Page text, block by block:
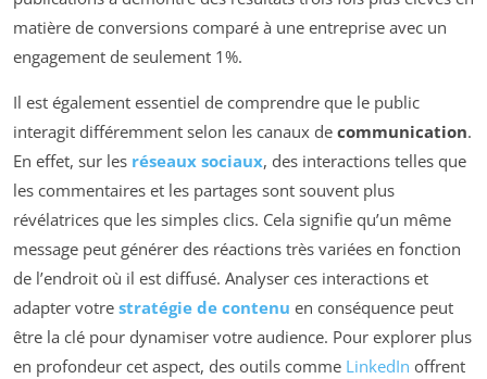
matière de conversions comparé à une entreprise avec un
engagement de seulement 1%.
Il est également essentiel de comprendre que le public
interagit différemment selon les canaux de communication.
En effet, sur les réseaux sociaux, des interactions telles que
les commentaires et les partages sont souvent plus
révélatrices que les simples clics. Cela signifie qu’un même
message peut générer des réactions très variées en fonction
de l’endroit où il est diffusé. Analyser ces interactions et
adapter votre stratégie de contenu en conséquence peut
être la clé pour dynamiser votre audience. Pour explorer plus
en profondeur cet aspect, des outils comme LinkedIn offrent